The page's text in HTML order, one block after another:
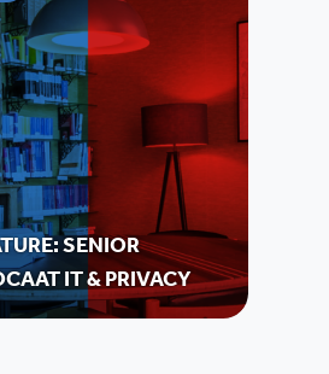
SENIOR
IT & PRIVACY